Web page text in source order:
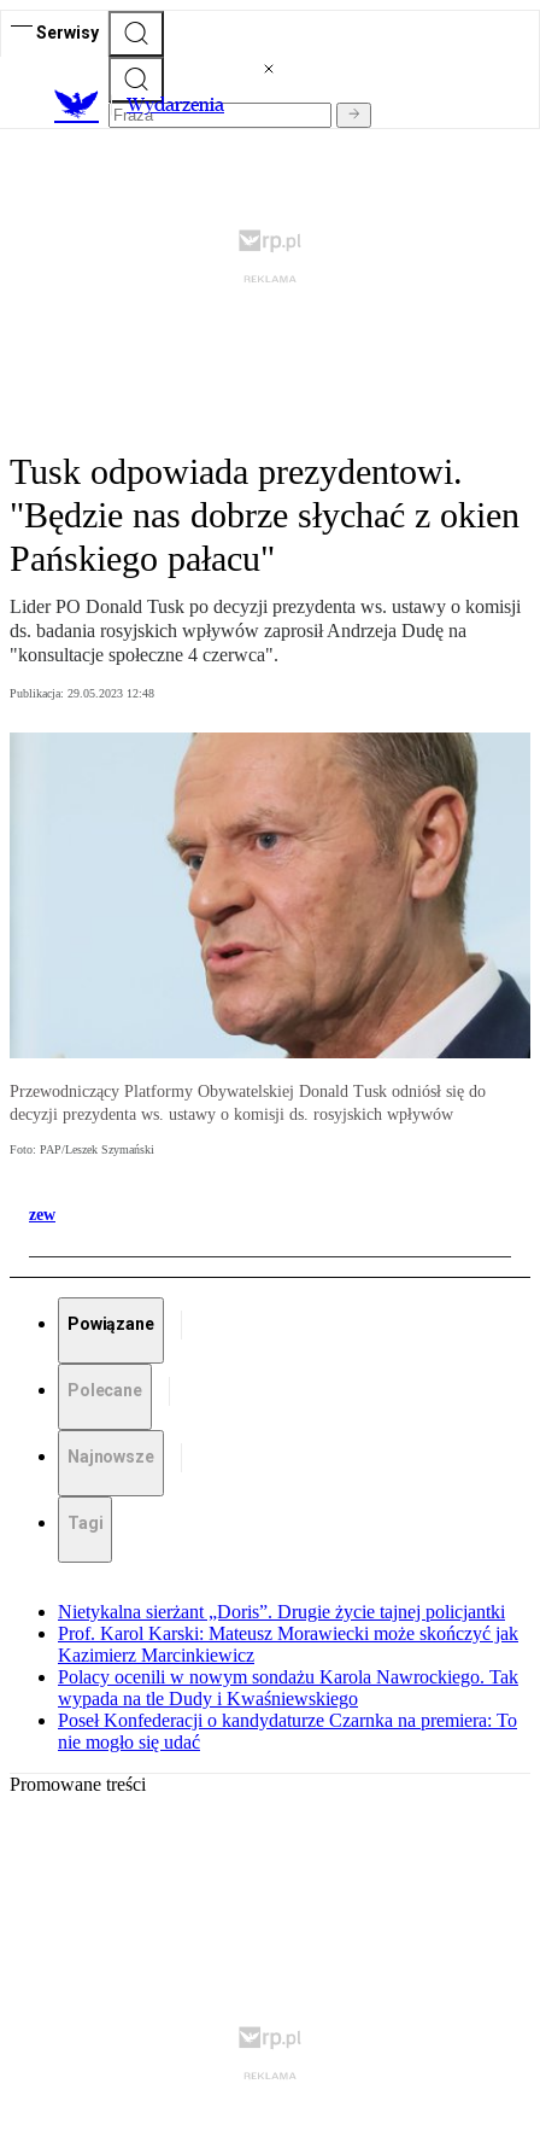
Serwisy
Wydarzenia
Tusk odpowiada prezydentowi.
"Będzie nas dobrze słychać z okien
Pańskiego pałacu"
Lider PO Donald Tusk po decyzji prezydenta ws. ustawy o komisji
ds. badania rosyjskich wpływów zaprosił Andrzeja Dudę na
"konsultacje społeczne 4 czerwca".
Publikacja: 29.05.2023 12:48
Przewodniczący Platformy Obywatelskiej Donald Tusk odniósł się do
decyzji prezydenta ws. ustawy o komisji ds. rosyjskich wpływów
Foto: PAP/Leszek Szymański
zew
Powiązane
Polecane
Najnowsze
Tagi
Nietykalna sierżant „Doris”. Drugie życie tajnej policjantki
Prof. Karol Karski: Mateusz Morawiecki może skończyć jak
Kazimierz Marcinkiewicz
Polacy ocenili w nowym sondażu Karola Nawrockiego. Tak
wypada na tle Dudy i Kwaśniewskiego
Poseł Konfederacji o kandydaturze Czarnka na premiera: To
nie mogło się udać
Promowane treści